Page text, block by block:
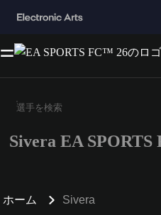
3文字以上の文字または
Sivera EA
ホーム Sivera